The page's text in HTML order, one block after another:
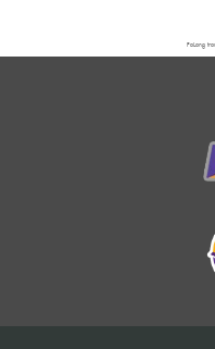
FaLang